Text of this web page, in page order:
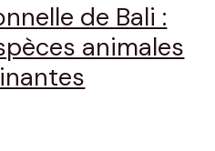
de Bali :
animales